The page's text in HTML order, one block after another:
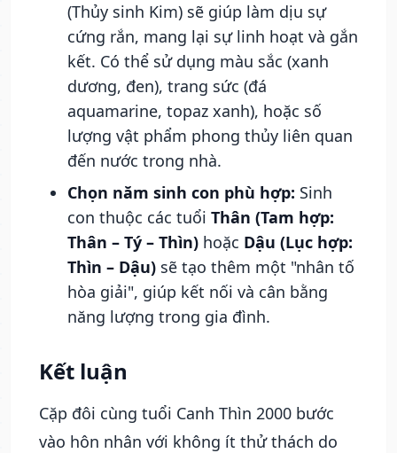
(Thủy sinh Kim) sẽ giúp làm dịu sự
cứng rắn, mang lại sự linh hoạt và gắn
kết. Có thể sử dụng màu sắc (xanh
dương, đen), trang sức (đá
aquamarine, topaz xanh), hoặc số
lượng vật phẩm phong thủy liên quan
đến nước trong nhà.
Chọn năm sinh con phù hợp: Sinh
con thuộc các tuổi Thân (Tam hợp:
Thân – Tý – Thìn) hoặc Dậu (Lục hợp:
Thìn – Dậu) sẽ tạo thêm một "nhân tố
hòa giải", giúp kết nối và cân bằng
năng lượng trong gia đình.
Kết luận
Cặp đôi cùng tuổi Canh Thìn 2000 bước
vào hôn nhân với không ít thử thách do